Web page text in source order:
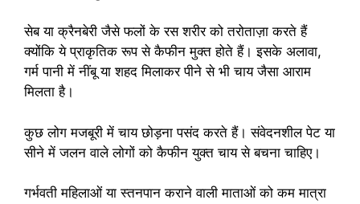
सेब या क्रैनबेरी जैसे फलों के रस शरीर को तरोताज़ा करते हैं
क्योंकि ये प्राकृतिक रूप से कैफीन मुक्त होते हैं। इसके अलावा,
गर्म पानी में नींबू या शहद मिलाकर पीने से भी चाय जैसा आराम
मिलता है।
कुछ लोग मजबूरी में चाय छोड़ना पसंद करते हैं। संवेदनशील पेट या
सीने में जलन वाले लोगों को कैफीन युक्त चाय से बचना चाहिए।
गर्भवती महिलाओं या स्तनपान कराने वाली माताओं को कम मात्रा